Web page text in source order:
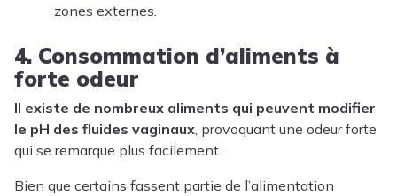
zones externes.
4. Consommation d’aliments à
forte odeur
Il existe de nombreux aliments qui peuvent modifier
le pH des fluides vaginaux , provoquant une odeur forte
qui se remarque plus facilement.
Bien que certains fassent partie de l’alimentation